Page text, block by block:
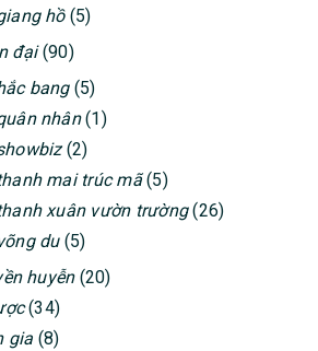
hồ(5)
đại(90)
bang(5)
nhân(1)
(2)
mai trúc mã(5)
xuân vườn trường(26)
du(5)
huyễn(20)
(34)
gia (8)